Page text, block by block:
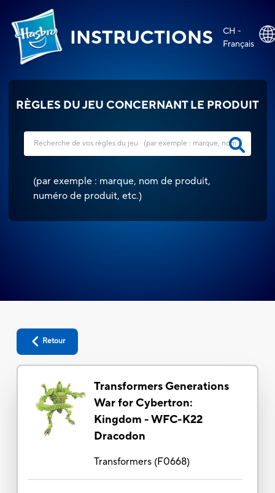
INSTRUCTIONS
CH -
Français
RÈGLES DU JEU CONCERNANT LE PRODUIT
(par exemple : marque, nom de produit,
numéro de produit, etc.)
Retour
Transformers Generations
War for Cybertron:
Kingdom - WFC-K22
Dracodon
Transformers(F0668)